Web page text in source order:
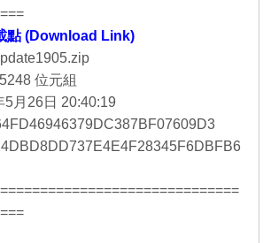
點 (Download Link)
位元組
月26日 20:40:19